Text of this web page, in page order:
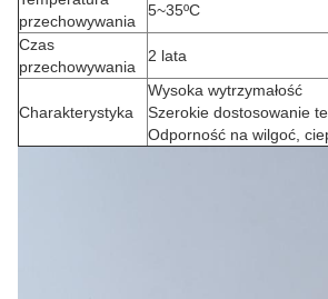
przechowywania
5~35ºC
Czas
przechowywania
2 lata
Charakterystyka
Wysoka wytrzymałość
Szerokie dostosowanie
Odporność na wilgoć,